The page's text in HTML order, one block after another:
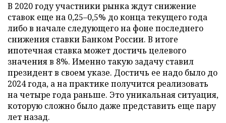
В 2020 году участники рынка ждут снижение
ставок еще на 0,25–0,5% до конца текущего года
либо в начале следующего на фоне последнего
снижения ставки Банком России. В итоге
ипотечная ставка может достичь целевого
значения в 8%. Именно такую задачу ставил
президент в своем указе. Достичь ее надо было до
2024 года, а на практике получится реализовать
на четыре года раньше. Это уникальная ситуация,
которую сложно было даже представить еще пару
лет назад.